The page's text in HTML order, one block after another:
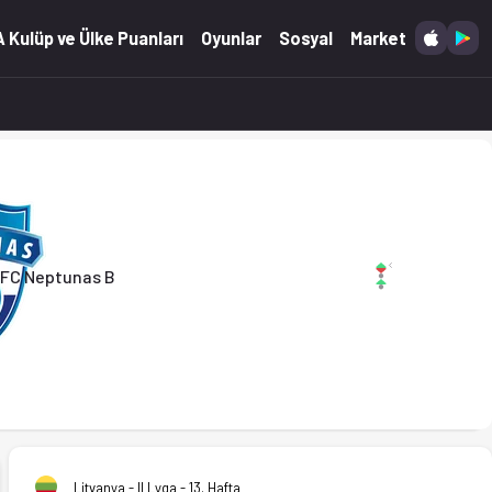
Kulüp ve Ülke Puanları Oyunlar Sosyal Market
FC Neptunas B
Litvanya - II Lyga - 13. Hafta